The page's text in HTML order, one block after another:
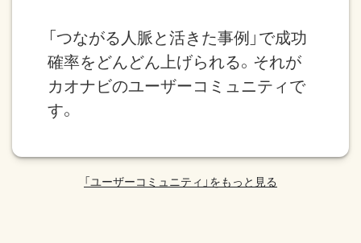
「つながる人脈と活きた事例」で成功
確率をどんどん上げられる。それが
カオナビのユーザーコミュニティで
す。
「ユーザーコミュニティ」をもっと見る